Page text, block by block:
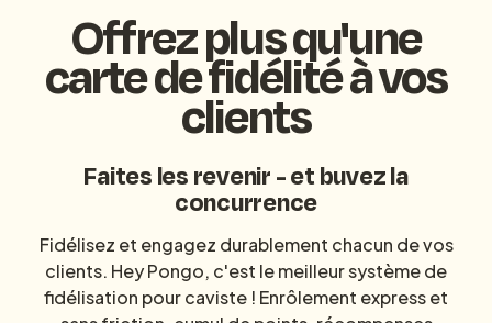
Offrez plus qu'une
carte de fidélité à vos
clients
Faites les revenir - et buvez la
concurrence
Fidélisez et engagez durablement chacun de vos
clients. Hey Pongo, c'est le meilleur système de
fidélisation pour caviste ! Enrôlement express et